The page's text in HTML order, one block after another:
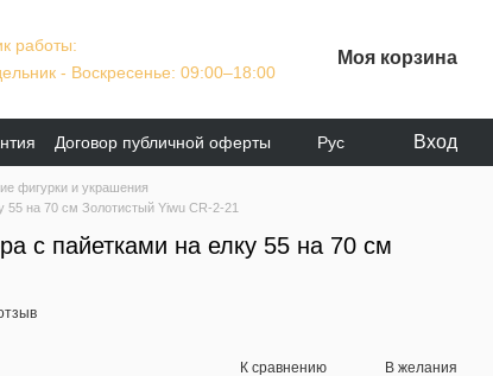
работы:
- Воскресенье: 09:00–18:00
Моя корзина
Договор публичной оферты
Рус Вход
фигурки и украшения
55 на 70 см Золотистый Yiwu CR-2-21
с пайетками на елку 55 на 70 см
К сравнению В желания